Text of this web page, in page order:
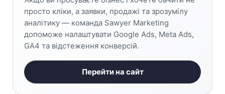
просто кліки, а заявки, продажі та зрозумілу
аналітику — команда Sawyer Marketing
допоможе налаштувати Google Ads, Meta Ads,
GA4 та відстеження конверсій.
Перейти на сайт